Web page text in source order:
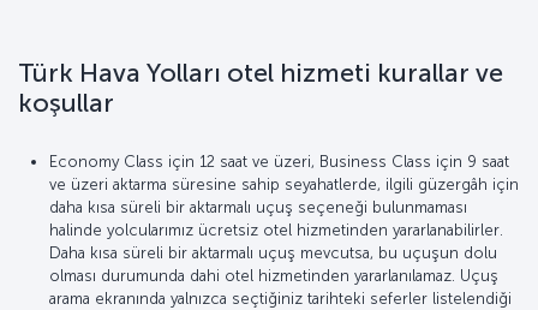
Türk Hava Yolları otel hizmeti kurallar ve
koşullar
Economy Class için 12 saat ve üzeri, Business Class için 9 saat
ve üzeri aktarma süresine sahip seyahatlerde, ilgili güzergâh için
daha kısa süreli bir aktarmalı uçuş seçeneği bulunmaması
halinde yolcularımız ücretsiz otel hizmetinden yararlanabilirler.
Daha kısa süreli bir aktarmalı uçuş mevcutsa, bu uçuşun dolu
olması durumunda dahi otel hizmetinden yararlanılamaz. Uçuş
arama ekranında yalnızca seçtiğiniz tarihteki seferler listelendiği